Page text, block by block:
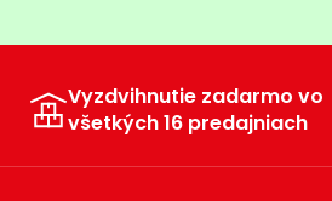
Vyzdvihnutie zadarmo vo
všetkých 16 predajniach